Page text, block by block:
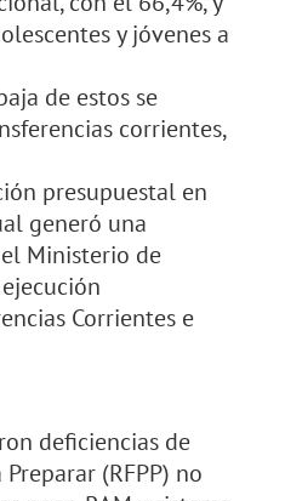
y jóvenes a
de estos se
corrientes,
presupuestal en
generó una
Ministerio de
Corrientes e
deficiencias de
(RFPP) no